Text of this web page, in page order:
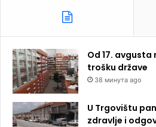
Od 17.
trošku države
38 минута ago
U Trgovištu
zdravlje i